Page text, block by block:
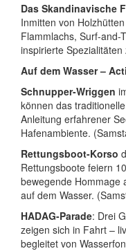
Das Skandinavische
Inmitten von
Flammlachs, Surf-and-
inspirierte
Auf dem Wasser –
Schnupper-Wriggen
können das
Anleitung erfahrener
Hafenambiente.
Rettungsboot-Korso
Rettungsboote feiern
bewegende Hommage
auf dem Wasser.
HADAG-Parade: Drei
zeigen sich in Fahrt –
begleitet von